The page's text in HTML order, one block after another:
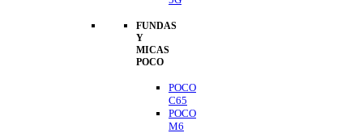
FUNDAS
Y
MICAS
POCO
POCO
C65
POCO
M6